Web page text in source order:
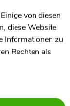
und ein
das die
Mit
die
Ich kann
dienen,
von diesen
diese Website
Informationen zu
Rechten als